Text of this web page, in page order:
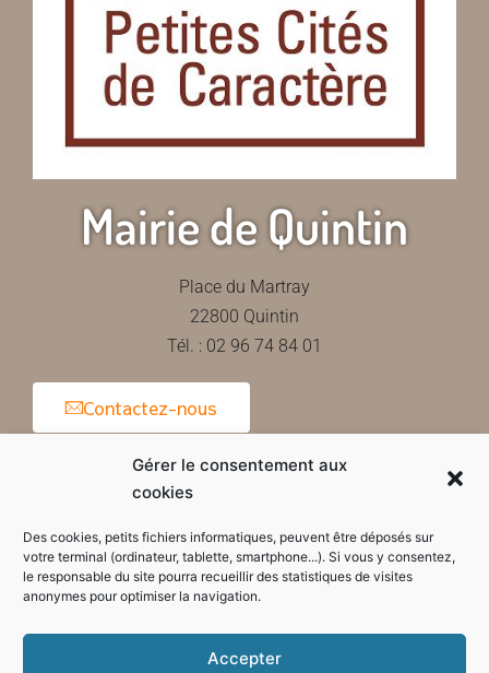
Gérer le consentement aux
cookies
Des cookies, petits fichiers informatiques, peuvent être déposés sur
votre terminal (ordinateur, tablette, smartphone...). Si vous y consentez,
le responsable du site pourra recueillir des statistiques de visites
anonymes pour optimiser la navigation.
Accepter
Mairie de Quintin
Place du Martray
22800 Quintin
Tél. : 02 96 74 84 01
Contactez-nous
Horaires d'ouverture de la mairie